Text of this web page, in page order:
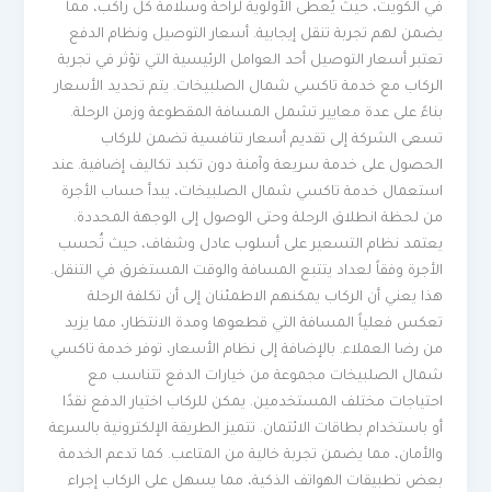
في الكويت، حيث يُعطى الأولوية لراحة وسلامة كل راكب، مما
يضمن لهم تجربة تنقل إيجابية. أسعار التوصيل ونظام الدفع
تعتبر أسعار التوصيل أحد العوامل الرئيسية التي تؤثر في تجربة
الركاب مع خدمة تاكسي شمال الصلبيخات. يتم تحديد الأسعار
بناءً على عدة معايير تشمل المسافة المقطوعة وزمن الرحلة.
تسعى الشركة إلى تقديم أسعار تنافسية تضمن للركاب
الحصول على خدمة سريعة وآمنة دون تكبد تكاليف إضافية. عند
استعمال خدمة تاكسي شمال الصلبيخات، يبدأ حساب الأجرة
من لحظة انطلاق الرحلة وحتى الوصول إلى الوجهة المحددة.
يعتمد نظام التسعير على أسلوب عادل وشفاف، حيث تُحسب
الأجرة وفقاً لعداد يتتبع المسافة والوقت المستغرق في التنقل.
هذا يعني أن الركاب يمكنهم الاطمئنان إلى أن تكلفة الرحلة
تعكس فعلياً المسافة التي قطعوها ومدة الانتظار، مما يزيد
من رضا العملاء. بالإضافة إلى نظام الأسعار، توفر خدمة تاكسي
شمال الصلبيخات مجموعة من خيارات الدفع تتناسب مع
احتياجات مختلف المستخدمين. يمكن للركاب اختيار الدفع نقدًا
أو باستخدام بطاقات الائتمان. تتميز الطريقة الإلكترونية بالسرعة
والأمان، مما يضمن تجربة خالية من المتاعب. كما تدعم الخدمة
بعض تطبيقات الهواتف الذكية، مما يسهل على الركاب إجراء